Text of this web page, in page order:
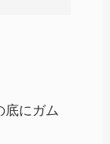
底にガム